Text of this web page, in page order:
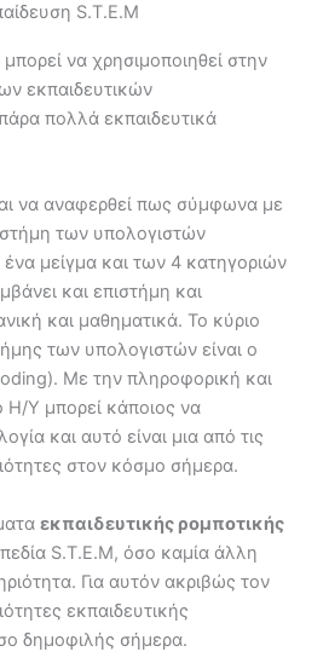
S.T.E.M
να χρησιμοποιηθεί στην
εκπαιδευτικών
πολλά εκπαιδευτικά
να αναφερθεί πως σύμφωνα με
των υπολογιστών
ένα μείγμα και των 4 κατηγοριών
και επιστήμη και
και μαθηματικά. Το κύριο
των υπολογιστών είναι ο
Με την πληροφορική και
Η/Υ μπορεί κάποιος να
και αυτό είναι μια από τις
στον κόσμο σήμερα.
εκπαιδευτικής ρομποτικής
S.T.E.M, όσο καμία άλλη
Για αυτόν ακριβώς τον
εκπαιδευτικής
δημοφιλής σήμερα.